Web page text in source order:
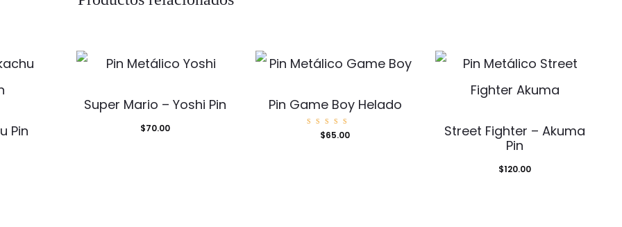
Pin
Super Mario – Yoshi Pin
$70.00
Pin Game Boy Helado
Valorad
o con
$65.00
Street Fighter – Akuma
Pin
$120.00